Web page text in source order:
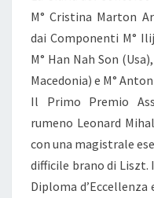
M° Cristina Marton
dai Componenti M°
M° Han Nah Son
Macedonia) e M°
Il Primo Premio
rumeno Leonard
con una magistrale
difficile brano di
Diploma d’Eccellenza